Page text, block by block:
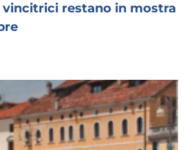
restano in mostra